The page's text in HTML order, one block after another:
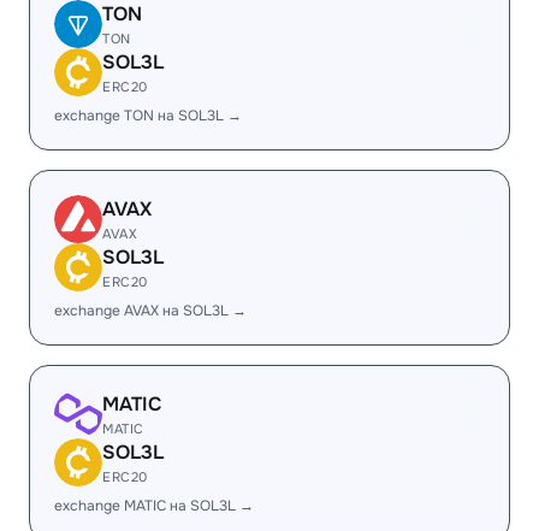
TON
TON
SOL3L
ERC20
exchange TON на SOL3L →
AVAX
AVAX
SOL3L
ERC20
exchange AVAX на SOL3L →
MATIC
MATIC
SOL3L
ERC20
exchange MATIC на SOL3L →